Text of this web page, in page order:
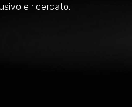
e ricercato.